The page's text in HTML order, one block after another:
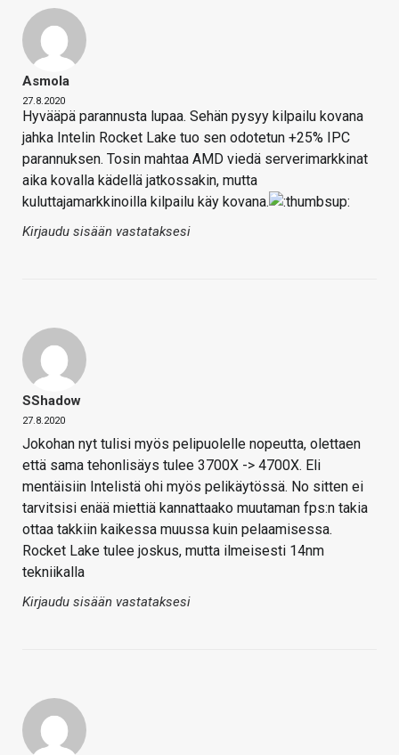
Asmola
27.8.2020
Hyvääpä parannusta lupaa. Sehän pysyy kilpailu kovana
jahka Intelin Rocket Lake tuo sen odotetun +25% IPC
parannuksen. Tosin mahtaa AMD viedä serverimarkkinat
aika kovalla kädellä jatkossakin, mutta
kuluttajamarkkinoilla kilpailu käy kovana.
Kirjaudu sisään vastataksesi
SShadow
27.8.2020
Jokohan nyt tulisi myös pelipuolelle nopeutta, olettaen
että sama tehonlisäys tulee 3700X -> 4700X. Eli
mentäisiin Intelistä ohi myös pelikäytössä. No sitten ei
tarvitsisi enää miettiä kannattaako muutaman fps:n takia
ottaa takkiin kaikessa muussa kuin pelaamisessa.
Rocket Lake tulee joskus, mutta ilmeisesti 14nm
tekniikalla
Kirjaudu sisään vastataksesi